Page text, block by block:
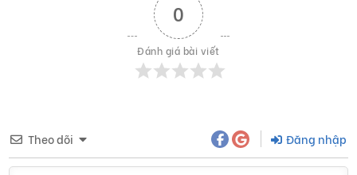
0
Đánh giá bài viết
Theo dõi Đăng nhập